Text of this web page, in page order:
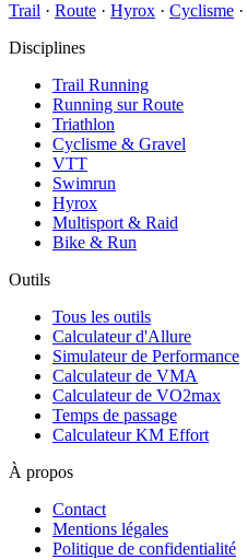
Trail · Route · Hyrox · Cyclisme ·
Disciplines
Trail Running
Running sur Route
Triathlon
Cyclisme & Gravel
VTT
Swimrun
Hyrox
Multisport & Raid
Bike & Run
Outils
Tous les outils
Calculateur d'Allure
Simulateur de Performance
Calculateur de VMA
Calculateur de VO2max
Temps de passage
Calculateur KM Effort
À propos
Contact
Mentions légales
Politique de confidentialité